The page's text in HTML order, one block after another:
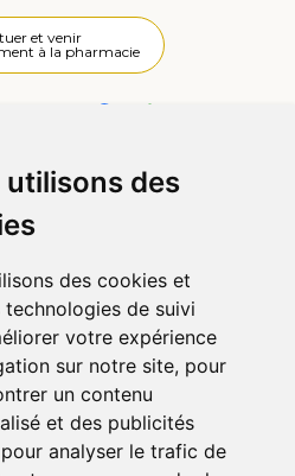
utilisons des
des cookies et
de suivi
votre expérience
sur notre site, pour
un contenu
et des publicités
analyser le trafic de
et venir
à la pharmacie
nous ?
effet indésirable
légales
CGV
personnelles
Cookies
Cookies